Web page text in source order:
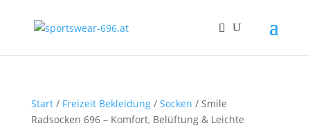
Start/ Freizeit Bekleidung/ Socken / Smile
Radsocken 696 – Komfort, Belüftung & Leichte